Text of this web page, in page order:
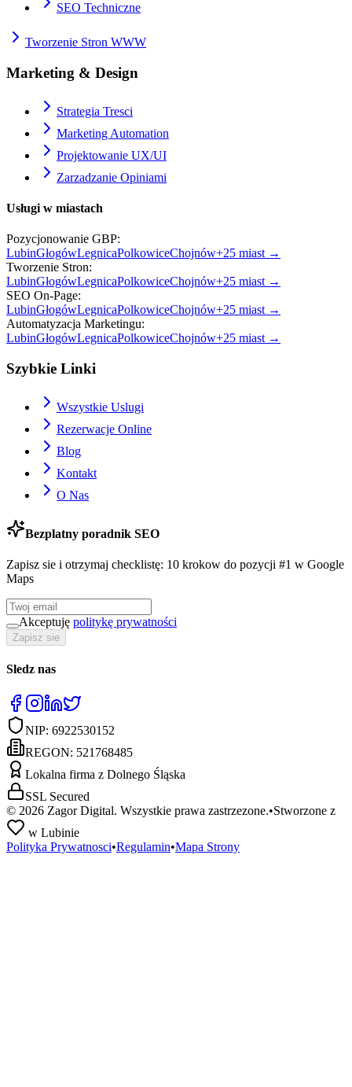
SEO Techniczne
Tworzenie Stron WWW
Marketing & Design
Strategia Tresci
Marketing Automation
Projektowanie UX/UI
Zarzadzanie Opiniami
Usługi w miastach
Pozycjonowanie GBP:
LubinGłogówLegnicaPolkowiceChojnów+25 miast →
Tworzenie Stron:
LubinGłogówLegnicaPolkowiceChojnów+25 miast →
SEO On-Page:
LubinGłogówLegnicaPolkowiceChojnów+25 miast →
Automatyzacja Marketingu:
LubinGłogówLegnicaPolkowiceChojnów+25 miast →
Szybkie Linki
Wszystkie Uslugi
Rezerwacje Online
Blog
Kontakt
O Nas
Bezplatny poradnik SEO
Zapisz sie i otrzymaj checklistę: 10 krokow do pozycji #1 w Google
Maps
Akceptuję politykę prywatności
Zapisz sie
Sledz nas
NIP: 6922530152
REGON: 521768485
Lokalna firma z Dolnego Śląska
SSL Secured
© 2026 Zagor Digital. Wszystkie prawa zastrzezone.•Stworzone z
w Lubinie
Polityka Prywatnosci•Regulamin•Mapa Strony